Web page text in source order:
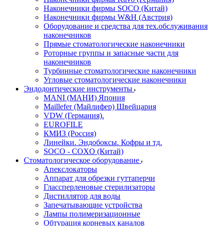
Наконечники фирмы SOCO (Китай)
Наконечники фирмы W&H (Австрия)
Оборудование и средства для тех.обслуживания
наконечников
Прямые стоматологические наконечники
Роторные группы и запасные части для
наконечников
Турбинные стоматологические наконечники
Угловые стоматологические наконечники
Эндодонтические инструменты
MANI (МАНИ) Япония
Maillefer (Майлифер) Швейцария
VDW (Германия).
EUROFILE
КМИЗ (Россия)
Линейки. Эндобоксы. Кофры и тд.
SOCO - COXO (Китай)
Стоматологическое оборудование
Апекслокаторы
Аппарат для обрезки гуттаперчи
Глассперленовые стерилизаторы
Дистиллятор для воды
Запечатывающие устройства
Лампы полимеризационные
Обтурация корневых каналов